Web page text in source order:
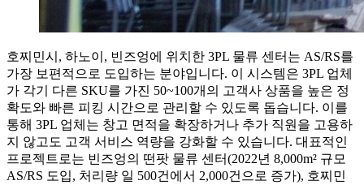
호찌민시, 하노이, 빈즈엉에 위치한 3PL 물류 센터는 AS/RS를
가장 보편적으로 도입하는 분야입니다. 이 시스템은 3PL 업체
가 각기 다른 SKU를 가진 50~100개의 고객사 상품을 높은 정
확도와 빠른 피킹 시간으로 관리할 수 있도록 돕습니다. 이를
통해 3PL 업체는 창고 면적을 확장하거나 추가 직원을 고용하
지 않고도 고객 서비스 역량을 강화할 수 있습니다. 대표적인
프로젝트로는 빈즈엉의 떤팟 물류 센터(2022년 8,000m² 규모
AS/RS 도입, 처리량 일 500건에서 2,000건으로 증가), 호찌민